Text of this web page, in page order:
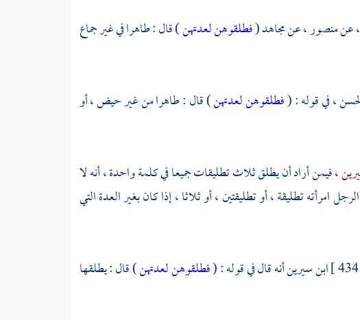
عنمنصور ،عنمجاهد(فطلقوهن لعدتهن) قال : طاهرا في غير جماع
،في قوله : (فطلقوهن لعدتهن) قال : طاهرا من غير حيض ، أو
،فيمن أراد أن يطلق ثلاث تطليقات جميعا في كلمة واحدة ، أنه لا
امرأته تطليقة ، أو تطليقتين ، أو ثلاثا ، إذا كان بغير العدة التي
434 ] ابن سيرينأنه قال في قوله : (فطلقوهن لعدتهن) قال : يطلقها